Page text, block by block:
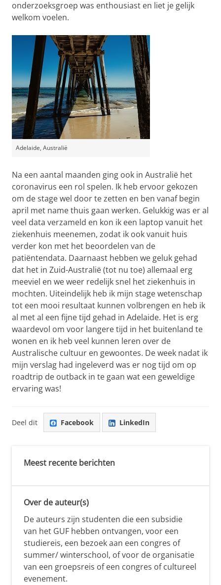
onderzoeksgroep was enthousiast en liet je gelijk
welkom voelen.
Adelaide, Australië
Na een aantal maanden ging ook in Australië het
coronavirus een rol spelen. Ik heb ervoor gekozen
om de stage wel door te zetten en ben vanaf begin
april met name thuis gaan werken. Gelukkig was er al
veel data verzameld en kon ik een laptop vanuit het
ziekenhuis meenemen, zodat ik ook vanuit huis
verder kon met het beoordelen van de
patiëntendata. Daarnaast hebben we geluk gehad
dat het in Zuid-Australië (tot nu toe) allemaal erg
meeviel en we weer redelijk snel het ziekenhuis in
mochten. Uiteindelijk heb ik mijn stage wetenschap
tot een mooi resultaat kunnen volbrengen en heb ik
al met al een fijne tijd gehad in Adelaide. Het is erg
waardevol om voor langere tijd in het buitenland te
wonen en ik heb veel kunnen leren over de
Australische cultuur en gewoontes. De week nadat ik
mijn verslag had ingeleverd was er nog tijd om op
roadtrip de outback in te gaan wat een geweldige
ervaring was!
Deel dit Facebook LinkedIn
Meest recente berichten
Over de auteur(s)
De auteurs zijn studenten die een subsidie
van het GUF hebben ontvangen, voor een
studiereis, een bezoek aan een congres of
summer/ winterschool, of voor de organisatie
van een groepsreis of een congres of cultureel
evenement.